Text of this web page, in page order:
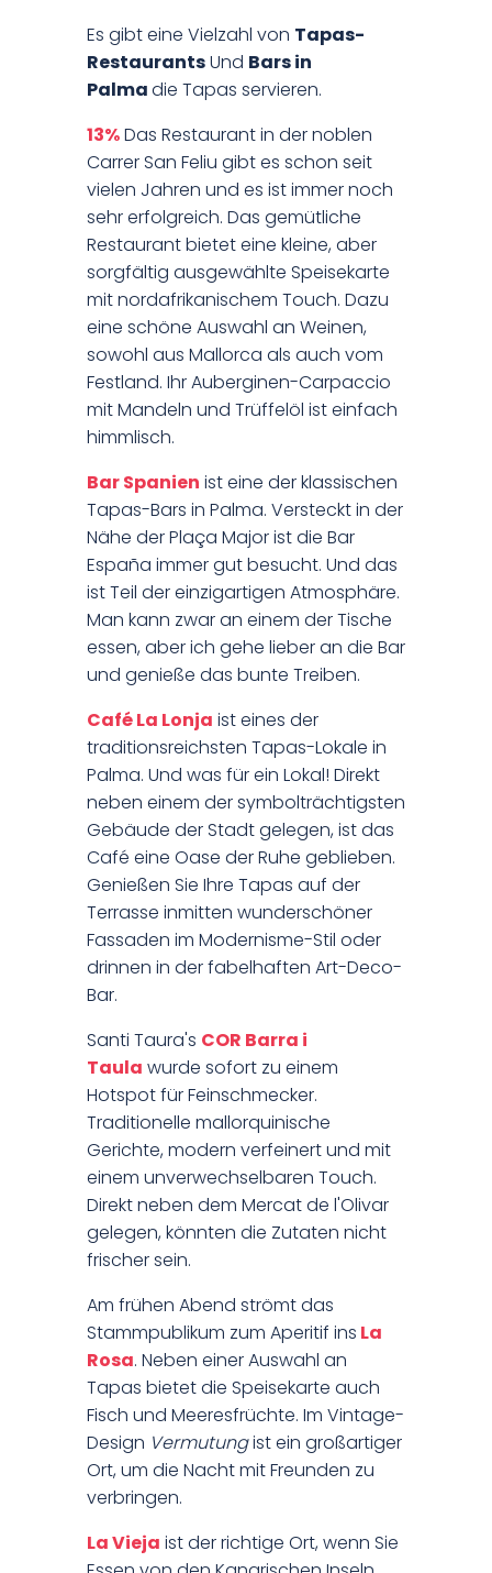
Es gibt eine Vielzahl von Tapas-
RestaurantsUnd Bars in
Palmadie Tapas servieren.
13%Das Restaurant in der noblen
Carrer San Feliu gibt es schon seit
vielen Jahren und es ist immer noch
sehr erfolgreich. Das gemütliche
Restaurant bietet eine kleine, aber
sorgfältig ausgewählte Speisekarte
mit nordafrikanischem Touch. Dazu
eine schöne Auswahl an Weinen,
sowohl aus Mallorca als auch vom
Festland. Ihr Auberginen-Carpaccio
mit Mandeln und Trüffelöl ist einfach
himmlisch.
Bar Spanien ist eine der klassischen
Tapas-Bars in Palma. Versteckt in der
Nähe der Plaça Major ist die Bar
España immer gut besucht. Und das
ist Teil der einzigartigen Atmosphäre.
Man kann zwar an einem der Tische
essen, aber ich gehe lieber an die Bar
und genieße das bunte Treiben.
Café La Lonja ist eines der
traditionsreichsten Tapas-Lokale in
Palma. Und was für ein Lokal! Direkt
neben einem der symbolträchtigsten
Gebäude der Stadt gelegen, ist das
Café eine Oase der Ruhe geblieben.
Genießen Sie Ihre Tapas auf der
Terrasse inmitten wunderschöner
Fassaden im Modernisme-Stil oder
drinnen in der fabelhaften Art-Deco-
Bar.
Santi Taura's COR Barra i
Taula wurde sofort zu einem
Hotspot für Feinschmecker.
Traditionelle mallorquinische
Gerichte, modern verfeinert und mit
einem unverwechselbaren Touch.
Direkt neben dem Mercat de l'Olivar
gelegen, könnten die Zutaten nicht
frischer sein.
Am frühen Abend strömt das
Stammpublikum zum Aperitif ins La
Rosa. Neben einer Auswahl an
Tapas bietet die Speisekarte auch
Fisch und Meeresfrüchte. Im Vintage-
Design Vermutungist ein großartiger
Ort, um die Nacht mit Freunden zu
verbringen.
La Vieja ist der richtige Ort, wenn Sie